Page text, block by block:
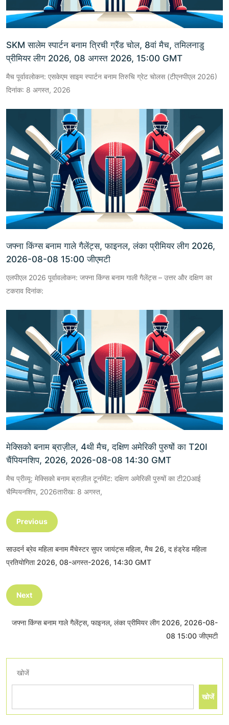
SKM सालेम स्पार्टन बनाम त्रिची ग्रैंड चोल, 8वां मैच, तमिलनाडु
प्रीमियर लीग 2026, 08 अगस्त 2026, 15:00 GMT
मैच पूर्वावलोकन: एसकेएम साइम स्पार्टन बनाम तिरुचि ग्रेट चोलस (टीएनपीएल 2026)
दिनांक: 8 अगस्त, 2026
जफ्ना किंग्स बनाम गाले गैलेंट्स, फाइनल, लंका प्रीमियर लीग 2026,
2026-08-08 15:00 जीएमटी
एलपीएल 2026 पूर्वावलोकन: जफ्ना किंग्स बनाम गाली गैलेंट्स – उत्तर और दक्षिण का
टकराव दिनांक:
मेक्सिको बनाम ब्राज़ील, 4थी मैच, दक्षिण अमेरिकी पुरुषों का T20I
चैंपियनशिप, 2026, 2026-08-08 14:30 GMT
मैच प्रीव्यू: मेक्सिको बनाम ब्राज़ील टूर्नामेंट: दक्षिण अमेरिकी पुरुषों का टी20आई
चैम्पियनशिप, 2026तारीख: 8 अगस्त,
Previous
साउदर्न ब्रेव महिला बनाम मैंचेस्टर सुपर जायंट्स महिला, मैच 26, द हंड्रेड महिला
प्रतियोगिता 2026, 08-अगस्त-2026, 14:30 GMT
Next
जफ्ना किंग्स बनाम गाले गैलेंट्स, फाइनल, लंका प्रीमियर लीग 2026, 2026-08-
08 15:00 जीएमटी
खोजें
खोजें